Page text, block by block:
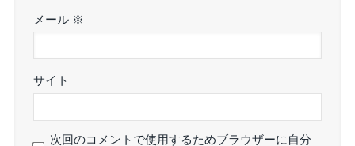
メール ※
サイト
次回のコメントで使用するためブラウザーに自分